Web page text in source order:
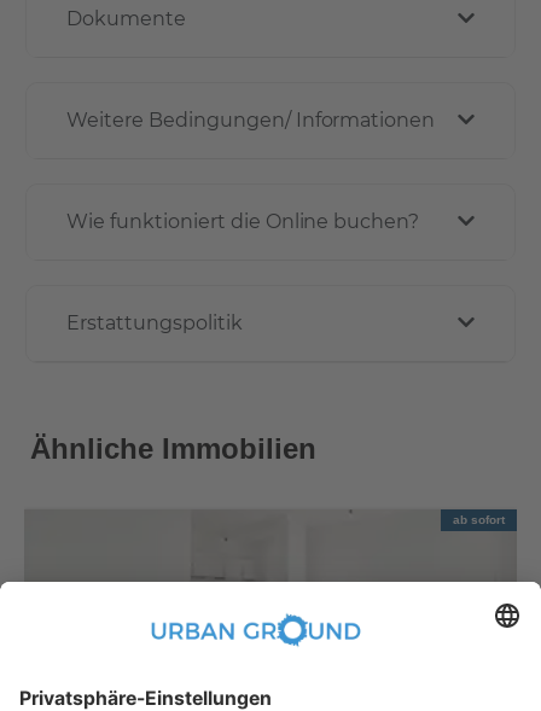
Dokumente
Weitere Bedingungen/ Informationen
Wie funktioniert die Online buchen?
Erstattungspolitik
Ähnliche Immobilien
ab sofort
€889,00 per month